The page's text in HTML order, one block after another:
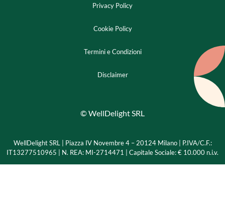
Privacy Policy
Cookie Policy
Termini e Condizioni
Disclaimer
© WellDelight SRL
WellDelight SRL | Piazza IV Novembre 4 – 20124 Milano | P.IVA/C.F.:
IT13277510965 | N. REA: MI-2714471 | Capitale Sociale: € 10.000 n.i.v.